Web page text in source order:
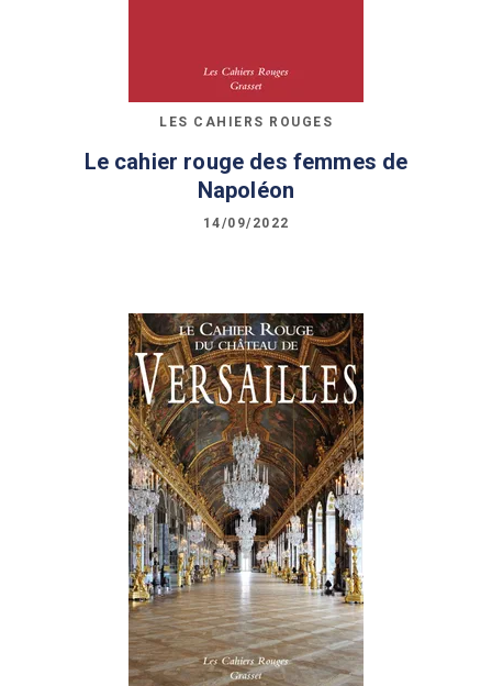
LES CAHIERS ROUGES
Le cahier rouge des femmes de
Napoléon
14/09/2022